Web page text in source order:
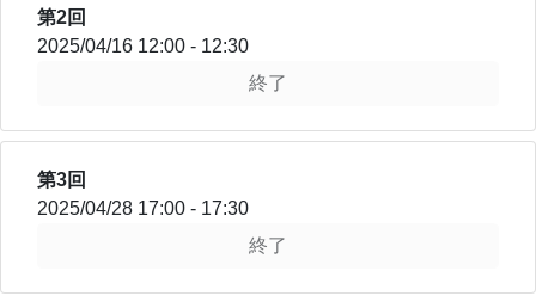
第2回
2025/04/16 12:00 - 12:30
終了
第3回
2025/04/28 17:00 - 17:30
終了